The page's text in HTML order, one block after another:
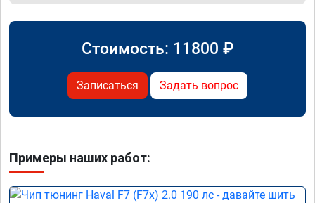
Стоимость: 11800 ₽
Записаться Задать вопрос
Примеры наших работ: